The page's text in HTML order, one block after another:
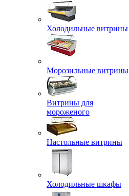
Холодильные витрины
Морозильные витрины
Витрины для
мороженого
Настольные витрины
Холодильные шкафы